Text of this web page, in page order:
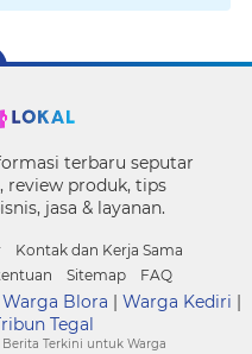
terbaru seputar
produk, tips
jasa & layanan.
Kontak dan Kerja Sama
Sitemap FAQ
Warga Blora | Warga Kediri |
Tegal
Terkini untuk Warga